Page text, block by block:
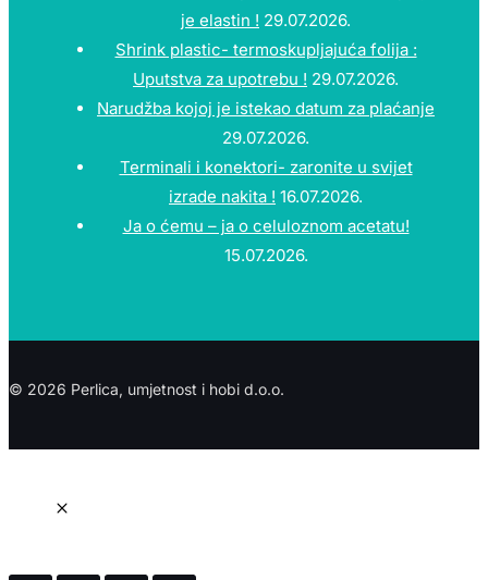
je elastin ! 29.07.2026.
Shrink plastic- termoskupljajuća folija :
Uputstva za upotrebu ! 29.07.2026.
Narudžba kojoj je istekao datum za plaćanje
29.07.2026.
Terminali i konektori- zaronite u svijet
izrade nakita ! 16.07.2026.
Ja o ćemu – ja o celuloznom acetatu!
15.07.2026.
© 2026 Perlica, umjetnost i hobi d.o.o.